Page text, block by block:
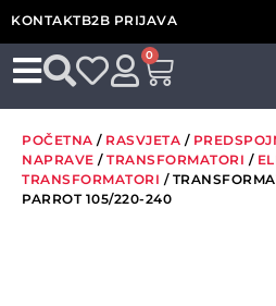
KONTAKTB2B PRIJAVA
0
POČETNA / RASVJETA /
NAPRAVE / TRANSFORMATORI /
TRANSFORMATORI /
PARROT 105/220-240